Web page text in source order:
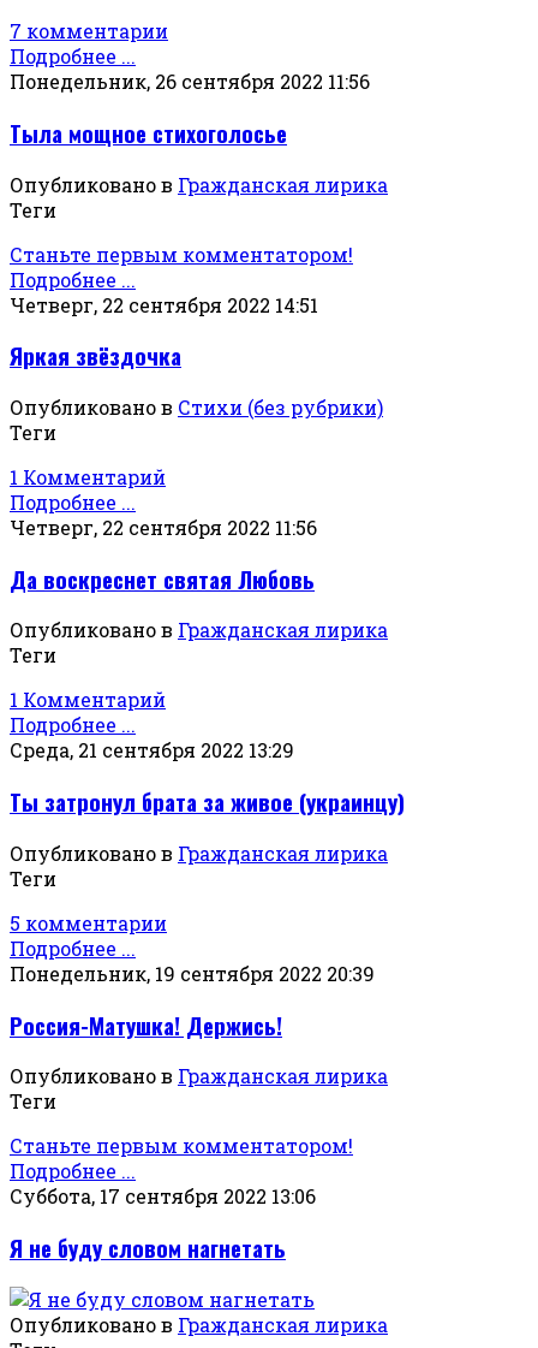
7 комментарии
Подробнее ...
Понедельник, 26 сентября 2022 11:56
Тыла мощное стихоголосье
Опубликовано в Гражданская лирика
Теги
Станьте первым комментатором!
Подробнее ...
Четверг, 22 сентября 2022 14:51
Яркая звёздочка
Опубликовано в Стихи (без рубрики)
Теги
1 Комментарий
Подробнее ...
Четверг, 22 сентября 2022 11:56
Да воскреснет святая Любовь
Опубликовано в Гражданская лирика
Теги
1 Комментарий
Подробнее ...
Среда, 21 сентября 2022 13:29
Ты затронул брата за живое (украинцу)
Опубликовано в Гражданская лирика
Теги
5 комментарии
Подробнее ...
Понедельник, 19 сентября 2022 20:39
Россия-Матушка! Держись!
Опубликовано в Гражданская лирика
Теги
Станьте первым комментатором!
Подробнее ...
Суббота, 17 сентября 2022 13:06
Я не буду словом нагнетать
Опубликовано в Гражданская лирика